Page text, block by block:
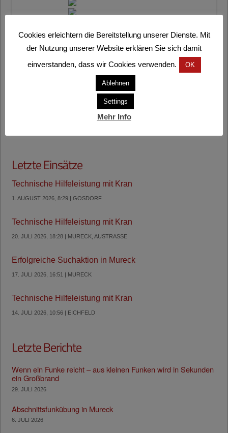
DIESEN EINSATZ TEILEN
Letzte Einsätze
Technische Hilfeleistung mit Kran
1. AUGUST 2026, 8:29 | GOSDORF
Technische Hilfeleistung mit Kran
20. JULI 2026, 18:28 | MURECK, AUSTRASSE
Erfolgreiche Suchaktion in Mureck
17. JULI 2026, 16:51 | MURECK
Technische Hilfeleistung mit Kran
14. JULI 2026, 10:56 | EICHFELD
Letzte Berichte
Wenn ein Funke reicht – aus kleinen Funken wird in Sekunden
ein Großbrand
29. JULI 2026
Abschnittsfunkübung in Mureck
6. JULI 2026
Cookies erleichtern die Bereitstellung unserer Dienste. Mit
der Nutzung unserer Website erklären Sie sich damit
einverstanden, dass wir Cookies verwenden.
OK
Ablehnen
Settings
Mehr Info